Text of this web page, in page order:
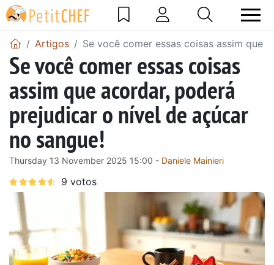
Artigos Se você comer essas coisas assim que
Se você comer essas coisas
assim que acordar, poderá
prejudicar o nível de açúcar
no sangue!
Thursday 13 November 2025 15:00 - Daniele Mainieri